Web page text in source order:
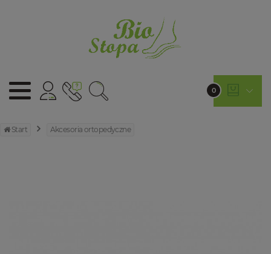
0
Start Akcesoria ortopedyczne